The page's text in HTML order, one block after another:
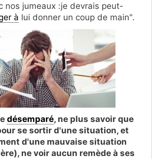
nos jumeaux :je devrais peut-
à lui donner un coup de main".
désemparé, ne plus savoir que
se sortir d'une situation, et
d'une mauvaise situation
ne voir aucun remède à ses